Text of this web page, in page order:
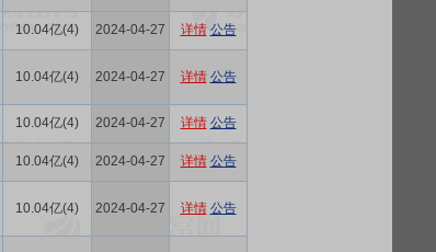
10.04亿(4) 2024-04-27 详情 公告
10.04亿(4) 2024-04-27 详情 公告
10.04亿(4) 2024-04-27 详情 公告
10.04亿(4) 2024-04-27 详情 公告
10.04亿(4) 2024-04-27 详情 公告